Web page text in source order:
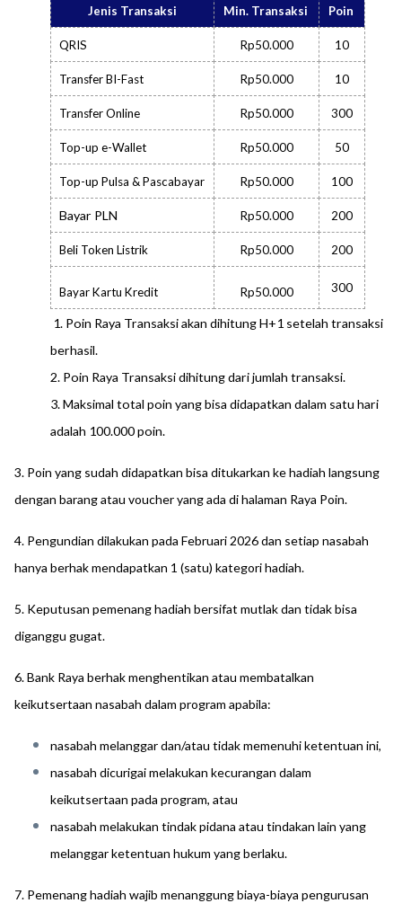
Jenis Transaksi Min. Transaksi Poin
QRIS Rp50.000 10
Transfer BI-Fast Rp50.000 10
Transfer Online Rp50.000 300
Top-up e-Wallet Rp50.000 50
Top-up Pulsa & Pascabayar Rp50.000 100
Bayar PLN Rp50.000 200
Beli Token Listrik Rp50.000 200
Bayar Kartu Kredit Rp50.000 300
1. Poin Raya Transaksi akan dihitung H+1 setelah transaksi
berhasil.
2. Poin Raya Transaksi dihitung dari jumlah transaksi.
3. Maksimal total poin yang bisa didapatkan dalam satu hari
adalah 100.000 poin.
3. Poin yang sudah didapatkan bisa ditukarkan ke hadiah langsung
dengan barang atau voucher yang ada di halaman Raya Poin.
4. Pengundian dilakukan pada Februari 2026 dan setiap nasabah
hanya berhak mendapatkan 1 (satu) kategori hadiah.
5. Keputusan pemenang hadiah bersifat mutlak dan tidak bisa
diganggu gugat.
6. Bank Raya berhak menghentikan atau membatalkan
keikutsertaan nasabah dalam program apabila:
nasabah melanggar dan/atau tidak memenuhi ketentuan ini,
nasabah dicurigai melakukan kecurangan dalam
keikutsertaan pada program, atau
nasabah melakukan tindak pidana atau tindakan lain yang
melanggar ketentuan hukum yang berlaku.
7. Pemenang hadiah wajib menanggung biaya-biaya pengurusan